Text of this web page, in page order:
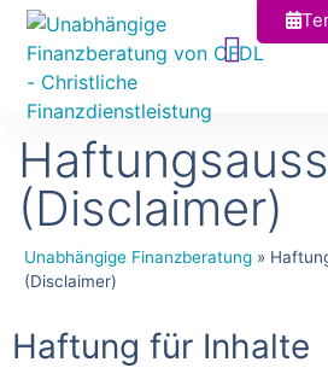
(Disclaimer)
Unabhängige Finanzberatung »
(Disclaimer)
Haftung für Inhalte